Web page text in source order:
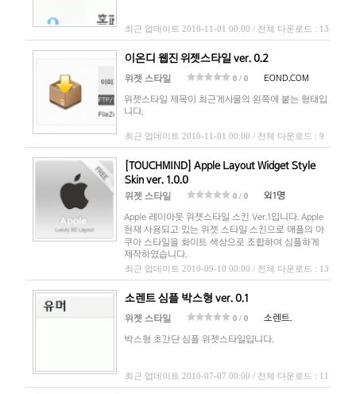
최근 업데이트 2010-11-01 00:00 / 전체 다운로드 : 13
이온디 웹진 위젯스타일 ver. 0.2
위젯 스타일 0 / 0
EOND.COM
위젯스타일 제목이 최근게시물의 왼쪽에 붙는 형태입
니다.
최근 업데이트 2010-11-01 00:00 / 전체 다운로드 : 9
[TOUCHMIND] Apple Layout Widget Style
Skin ver. 1.0.0
위젯 스타일 0 / 0
외1명
Apple 레이아웃 위젯스타일 스킨 Ver.1입니다. Apple
현재 사용되고 있는 위젯 스타일 스킨으로 애플의 아
쿠아 스타일을 화이트 색상으로 조합하여 심플하게
제작하였습니다.
최근 업데이트 2010-09-10 00:00 / 전체 다운로드 : 13
소렌트 심플 박스형 ver. 0.1
위젯 스타일 0 / 0
소렌트.
박스형 초간단 심플 위젯스타일입니다.
최근 업데이트 2010-07-07 00:00 / 전체 다운로드 : 11